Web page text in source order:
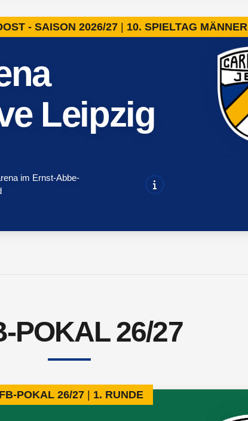
- SAISON 2026/27 10. SPIELTAG MÄNNER
Leipzig
im Ernst-Abbe-
POKAL 26/27
POKAL 26/27 1. RUNDE